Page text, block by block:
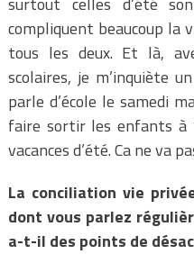
compliquent beaucoup la
tous les deux. Et là,
scolaires, je m’inquiète
parle d’école le samedi
faire sortir les enfants à
vacances d’été. Ca ne va
La conciliation vie
dont vous parlez
a-t-il des points de